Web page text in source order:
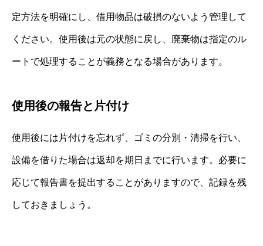
定方法を明確にし、借用物品は破損のないよう管理して
ください。使用後は元の状態に戻し、廃棄物は指定のル
ートで処理することが義務となる場合があります。
使用後の報告と片付け
使用後には片付けを忘れず、ゴミの分別・清掃を行い、
設備を借りた場合は返却を期日までに行います。必要に
応じて報告書を提出することがありますので、記録を残
しておきましょう。